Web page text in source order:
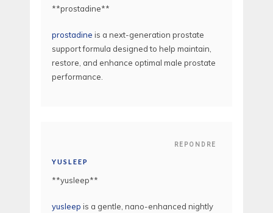
**prostadine**
prostadine is a next-generation prostate
support formula designed to help maintain,
restore, and enhance optimal male prostate
performance.
REPONDRE
YUSLEEP
** yusleep**
yusleep is a gentle, nano-enhanced nightly